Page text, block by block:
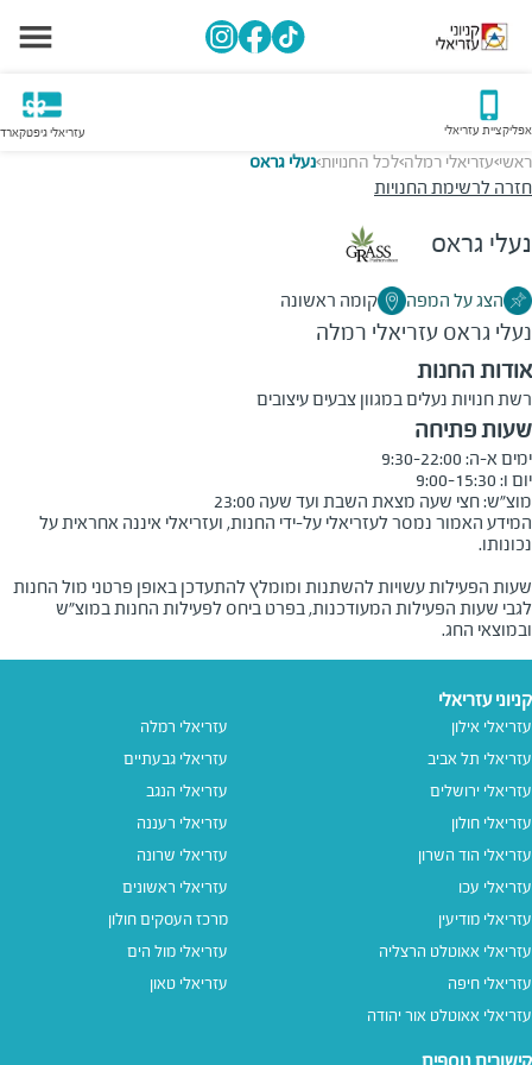
אפליקציית עזריאלי עזריאלי גיפטקארד
ראשי>עזריאלי רמלה>לכל החנויות>נעלי גראס
חזרה לרשימת החנויות
נעלי גראס
הצג על המפה קומה ראשונה
נעלי גראס עזריאלי רמלה
אודות החנות
רשת חנויות נעלים במגוון צבעים עיצובים
שעות פתיחה
מוצ״ש: חצי שעה מצאת השבת ועד שעה 23:00
המידע האמור נמסר לעזריאלי על-ידי החנות, ועזריאלי איננה אחראית על
שעות הפעילות עשויות להשתנות ומומלץ להתעדכן באופן פרטני מול החנות
לגבי שעות הפעילות המעודכנות, בפרט ביחס לפעילות החנות במוצ"ש
ובמוצאי החג.
קניוני עזריאלי
עזריאלי אילון
עזריאלי תל אביב
עזריאלי ירושלים
עזריאלי חולון
עזריאלי הוד השרון
עזריאלי עכו
עזריאלי מודיעין
עזריאלי אאוטלט הרצליה
עזריאלי חיפה
עזריאלי אאוטלט אור יהודה
עזריאלי רמלה
עזריאלי גבעתיים
עזריאלי הנגב
עזריאלי רעננה
עזריאלי שרונה
עזריאלי ראשונים
מרכז העסקים חולון
עזריאלי מול הים
עזריאלי טאון